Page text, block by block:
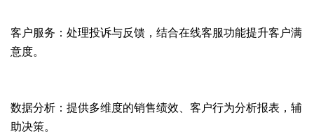
客户服务：处理投诉与反馈，结合在线客服功能提升客户满
意度。
数据分析：提供多维度的销售绩效、客户行为分析报表，辅
助决策。